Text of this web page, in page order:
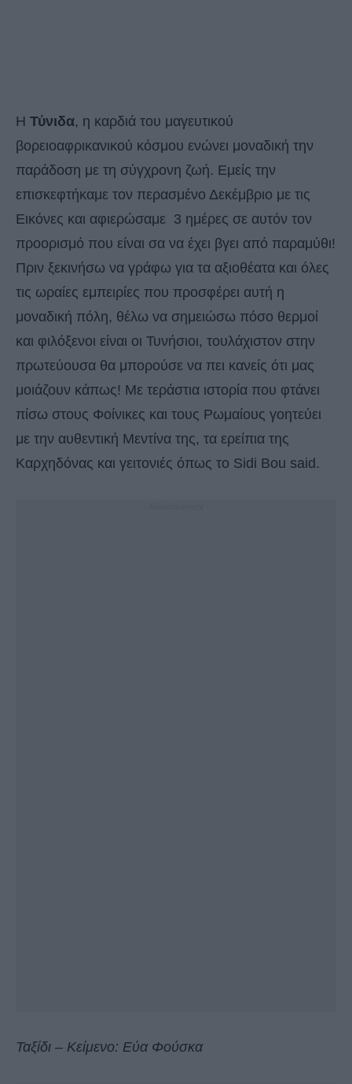
Η Τύνιδα, η καρδιά του μαγευτικού
βορειοαφρικανικού κόσμου ενώνει μοναδική την
παράδοση με τη σύγχρονη ζωή. Εμείς την
επισκεφτήκαμε τον περασμένο Δεκέμβριο με τις
Εικόνες και αφιερώσαμε 3 ημέρες σε αυτόν τον
προορισμό που είναι σα να έχει βγει από παραμύθι!
Πριν ξεκινήσω να γράφω για τα αξιοθέατα και όλες
τις ωραίες εμπειρίες που προσφέρει αυτή η
μοναδική πόλη, θέλω να σημειώσω πόσο θερμοί
και φιλόξενοι είναι οι Τυνήσιοι, τουλάχιστον στην
πρωτεύουσα θα μπορούσε να πει κανείς ότι μας
μοιάζουν κάπως! Με τεράστια ιστορία που φτάνει
πίσω στους Φοίνικες και τους Ρωμαίους γοητεύει
με την αυθεντική Μεντίνα της, τα ερείπια της
Καρχηδόνας και γειτονιές όπως το Sidi Bou said.
Ταξίδι – Κείμενο: Εύα Φούσκα